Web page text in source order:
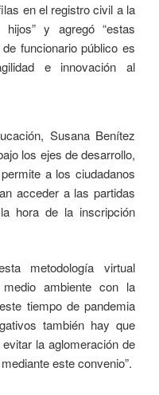
en el registro civil a la
y agregó “estas
funcionario público es
e innovación al
Susana Benítez
los ejes de desarrollo,
a los ciudadanos
acceder a las partidas
hora de la inscripción
metodología virtual
ambiente con la
tiempo de pandemia
también hay que
la aglomeración de
este convenio”.